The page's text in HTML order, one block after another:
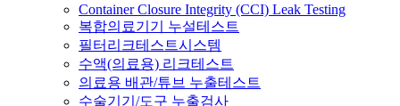
Container Closure Integrity (CCI) Leak Testing
복합의료기기 누설테스트
필터리크테스트시스템
수액(의료용) 리크테스트
의료용 배관/튜브 누출테스트
수술기기/도구 누출검사